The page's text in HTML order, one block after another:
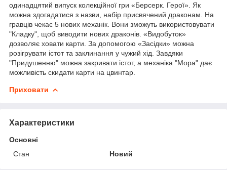
одинадцятий випуск колекційної гри «Берсерк. Герої». Як
можна здогадатися з назви, набір присвячений драконам. На
гравців чекає 5 нових механік. Вони зможуть використовувати
"Кладку", щоб виводити нових драконів. «Видобуток»
дозволяє ховати карти. За допомогою «Засідки» можна
розігрувати істот та заклинання у чужий хід. Завдяки
"Придушенню" можна закривати істот, а механіка "Мора" дає
можливість скидати карти на цвинтар.
Приховати
Характеристики
Основні
Стан
Новий